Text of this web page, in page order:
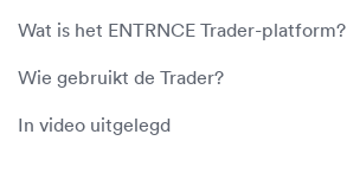
Wat is het ENTRNCE Trader-platform?
Wie gebruikt de Trader?
In video uitgelegd